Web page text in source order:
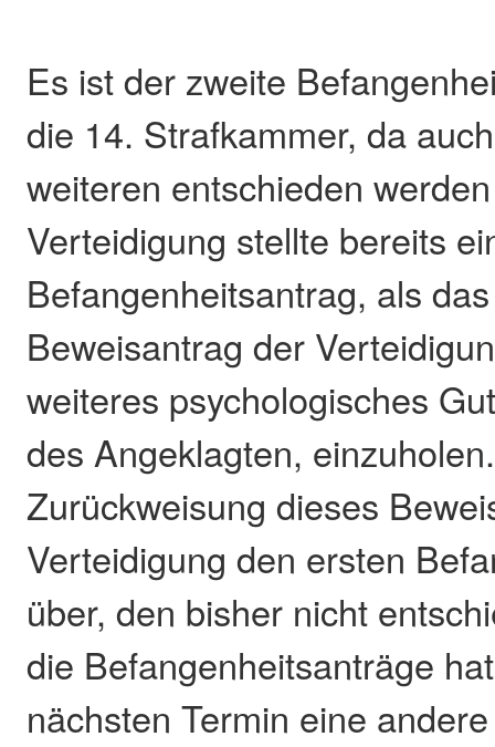
Es ist der zweite
die 14. Strafkammer, da
weiteren entschieden
Verteidigung stellte bereits
Befangenheitsantrag, als
Beweisantrag der
weiteres psychologisches
des Angeklagten,
Zurückweisung dieses
Verteidigung den ersten
über, den bisher nicht
die Befangenheitsanträge
nächsten Termin eine